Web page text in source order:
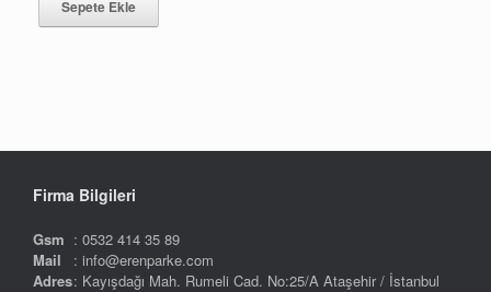
Sepete Ekle
Firma Bilgileri
Gsm : 0532 414 35 89
Mail
: info@erenparke.com
Adres: Kayışdağı Mah. Rumeli Cad. No:25/A Ataşehir / İstanbul